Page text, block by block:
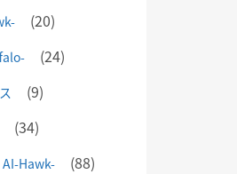
(20)
(24)
(9)
(34)
Hawk- (88)